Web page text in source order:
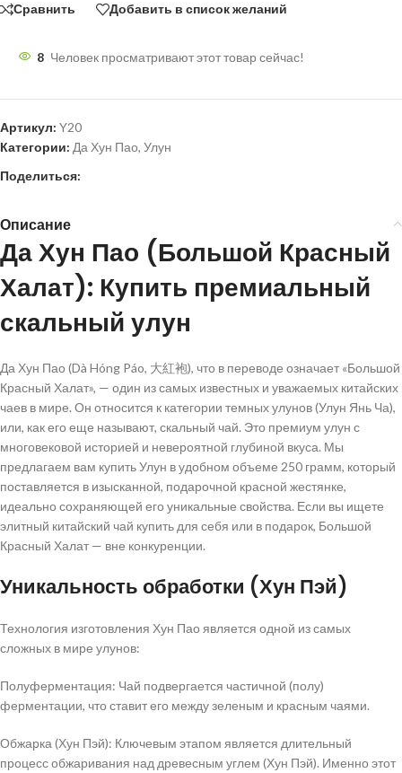
Сравнить Добавить в список желаний
8 Человек просматривают этот товар сейчас!
Артикул: Y20
Категории: Да Хун Пао, Улун
Поделиться:
Описание
Да Хун Пао (Большой Красный
Халат): Купить премиальный
скальный улун
Да Хун Пао (Dà Hóng Páo, 大紅袍), что в переводе означает «Большой
Красный Халат», — один из самых известных и уважаемых китайских
чаев в мире. Он относится к категории темных улунов (Улун Янь Ча),
или, как его еще называют, скальный чай. Это премиум улун с
многовековой историей и невероятной глубиной вкуса. Мы
предлагаем вам купить Улун в удобном объеме 250 грамм, который
поставляется в изысканной, подарочной красной жестянке,
идеально сохраняющей его уникальные свойства. Если вы ищете
элитный китайский чай купить для себя или в подарок, Большой
Красный Халат — вне конкуренции.
Уникальность обработки (Хун Пэй)
Технология изготовления Хун Пао является одной из самых
сложных в мире улунов:
Полуферментация: Чай подвергается частичной (полу)
ферментации, что ставит его между зеленым и красным чаями.
Обжарка (Хун Пэй): Ключевым этапом является длительный
процесс обжаривания над древесным углем (Хун Пэй). Именно этот